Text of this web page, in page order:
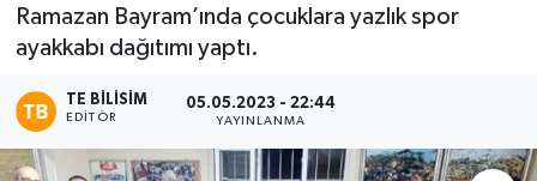
Ramazan Bayram’ında çocuklara yazlık spor
ayakkabı dağıtımı yaptı.
TE BILISIM
EDITÖR
05.05.2023 - 22:44
YAYINLANMA
Haber Arşivi